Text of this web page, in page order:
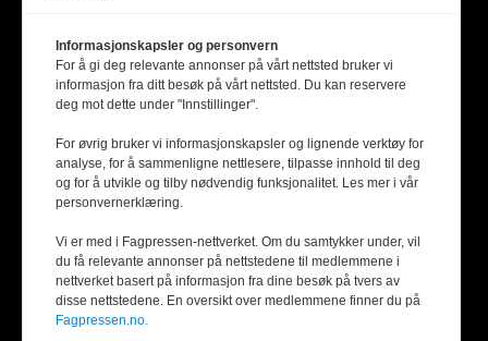
Informasjonskapsler og personvern
For å gi deg relevante annonser på vårt nettsted bruker vi
informasjon fra ditt besøk på vårt nettsted. Du kan reservere
deg mot dette under "Innstillinger".
For øvrig bruker vi informasjonskapsler og lignende verktøy for
analyse, for å sammenligne nettlesere, tilpasse innhold til deg
og for å utvikle og tilby nødvendig funksjonalitet. Les mer i vår
personvernerklæring.
Vi er med i Fagpressen-nettverket. Om du samtykker under, vil
du få relevante annonser på nettstedene til medlemmene i
nettverket basert på informasjon fra dine besøk på tvers av
disse nettstedene. En oversikt over medlemmene finner du på
Fagpressen.no.